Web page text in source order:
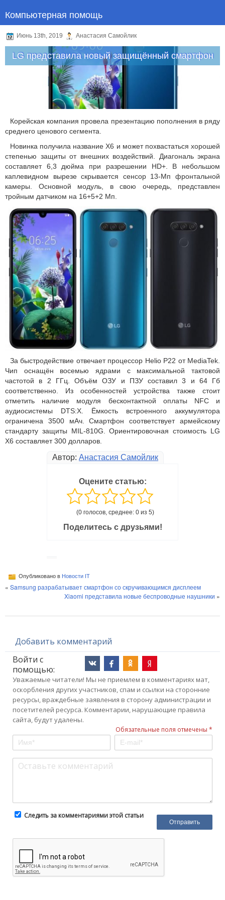
Компьютерная помощь
Июнь 13th, 2019 Анастасия Самойлик
LG представила новый защищённый смартфон
Корейская компания провела презентацию пополнения в ряду
среднего ценового сегмента.
Новинка получила название X6 и может похвастаться хорошей
степенью защиты от внешних воздействий. Диагональ экрана
составляет 6,3 дюйма при разрешении HD+. В небольшом
каплевидном вырезе скрывается сенсор 13-Мп фронтальной
камеры. Основной модуль, в свою очередь, представлен
тройным датчиком на 16+5+2 Мп.
За быстродействие отвечает процессор Helio P22 от MediaTek.
Чип оснащён восемью ядрами с максимальной тактовой
частотой в 2 ГГц. Объём ОЗУ и ПЗУ составил 3 и 64 Гб
соответственно. Из особенностей устройства также стоит
отметить наличие модуля бесконтактной оплаты NFC и
аудиосистемы DTS:X. Ёмкость встроенного аккумулятора
ограничена 3500 мАч. Смартфон соответствует армейскому
стандарту защиты MIL-810G. Ориентировочная стоимость LG
X6 составляет 300 долларов.
Автор: Анастасия Самойлик
Оцените статью:
(0 голосов, среднее: 0 из 5)
Поделитесь с друзьями!
Опубликовано в Новости IT
« Samsung разрабатывает смартфон со скручивающимся дисплеем
Xiaomi представила новые беспроводные наушники »
Добавить комментарий
Войти с
помощью:
Уважаемые читатели! Мы не приемлем в комментариях мат,
оскорбления других участников, спам и ссылки на сторонние
ресурсы, враждебные заявления в сторону администрации и
посетителей ресурса. Комментарии, нарушающие правила
сайта, будут удалены.
Обязательные поля отмечены *
Следить за комментариями этой статьи